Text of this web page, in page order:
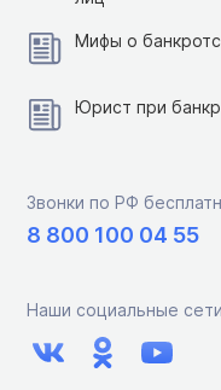
Мифы о
Юрист при
Звонки по РФ
8 800 100 04 55
Наши социальные сети